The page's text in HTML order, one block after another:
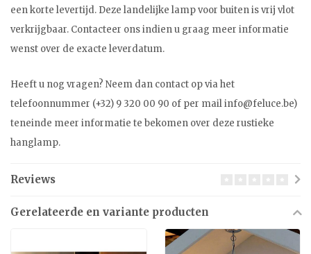
een korte levertijd. Deze landelijke lamp voor buiten is vrij vlot
verkrijgbaar. Contacteer ons indien u graag meer informatie
wenst over de exacte leverdatum.
Heeft u nog vragen? Neem dan contact op via het
telefoonnummer (+32) 9 320 00 90 of per mailinfo@feluce.be)
teneinde meer informatie te bekomen over deze rustieke
hanglamp.
Reviews
Gerelateerde en variante producten